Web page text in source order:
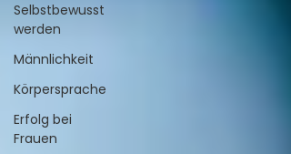
Selbstbewusst
werden
Männlichkeit
Körpersprache
Erfolg bei
Frauen